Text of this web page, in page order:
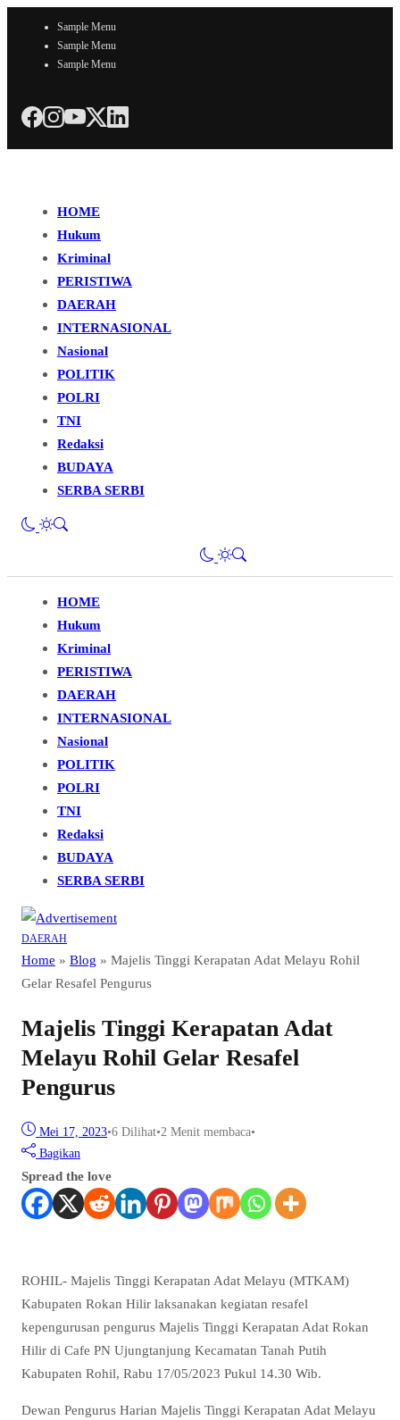
Sample Menu
Sample Menu
Sample Menu
HOME
Hukum
Kriminal
PERISTIWA
DAERAH
INTERNASIONAL
Nasional
POLITIK
POLRI
TNI
Redaksi
BUDAYA
SERBA SERBI
HOME
Hukum
Kriminal
PERISTIWA
DAERAH
INTERNASIONAL
Nasional
POLITIK
POLRI
TNI
Redaksi
BUDAYA
SERBA SERBI
DAERAH
Home » Blog » Majelis Tinggi Kerapatan Adat Melayu Rohil
Gelar Resafel Pengurus
Majelis Tinggi Kerapatan Adat
Melayu Rohil Gelar Resafel
Pengurus
Mei 17, 2023•6 Dilihat•2 Menit membaca•
Bagikan
Spread the love
ROHIL- Majelis Tinggi Kerapatan Adat Melayu (MTKAM)
Kabupaten Rokan Hilir laksanakan kegiatan resafel
kepengurusan pengurus Majelis Tinggi Kerapatan Adat Rokan
Hilir di Cafe PN Ujungtanjung Kecamatan Tanah Putih
Kabupaten Rohil, Rabu 17/05/2023 Pukul 14.30 Wib.
Dewan Pengurus Harian Majelis Tinggi Kerapatan Adat Melayu